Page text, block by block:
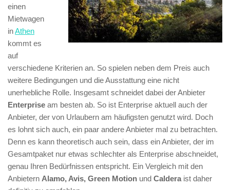
einen
Mietwagen
inAthen
kommt es
auf
verschiedene Kriterien an. So spielen neben dem Preis auch
weitere Bedingungen und die Ausstattung eine nicht
unerhebliche Rolle. Insgesamt schneidet dabei der Anbieter
Enterprise am besten ab. So ist Enterprise aktuell auch der
Anbieter, der von Urlaubern am häufigsten genutzt wird. Doch
es lohnt sich auch, ein paar andere Anbieter mal zu betrachten.
Denn es kann theoretisch auch sein, dass ein Anbieter, der im
Gesamtpaket nur etwas schlechter als Enterprise abschneidet,
genau Ihren Bedürfnissen entspricht. Ein Vergleich mit den
Anbietern Alamo, Avis, Green Motion und Caldera ist daher